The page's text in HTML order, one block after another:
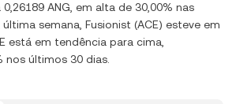
0,26189 ANG, em alta de 30,00% nas
semana, Fusionist (ACE) esteve em
está em tendência para cima,
nos últimos 30 dias.